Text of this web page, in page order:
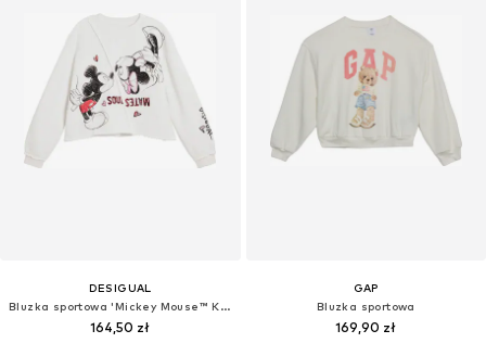
DESIGUAL
Bluzka sportowa 'Mickey Mouse™ Kiss'
164,50 zł
GAP
Bluzka sportowa
169,90 zł